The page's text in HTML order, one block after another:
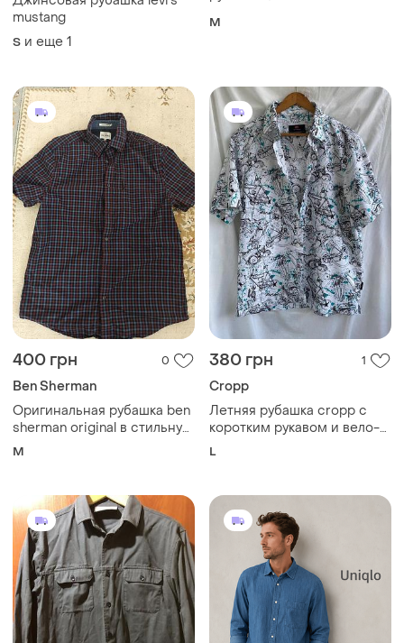
mustang
S и еще 1
M
400 грн 0
Ben Sherman
Оригинальная рубашка ben
sherman original в стильную
клетку.
M
380 грн 1
Cropp
Летняя рубашка cropp с
коротким рукавом и вело-
принтом / гавайка (размер
L